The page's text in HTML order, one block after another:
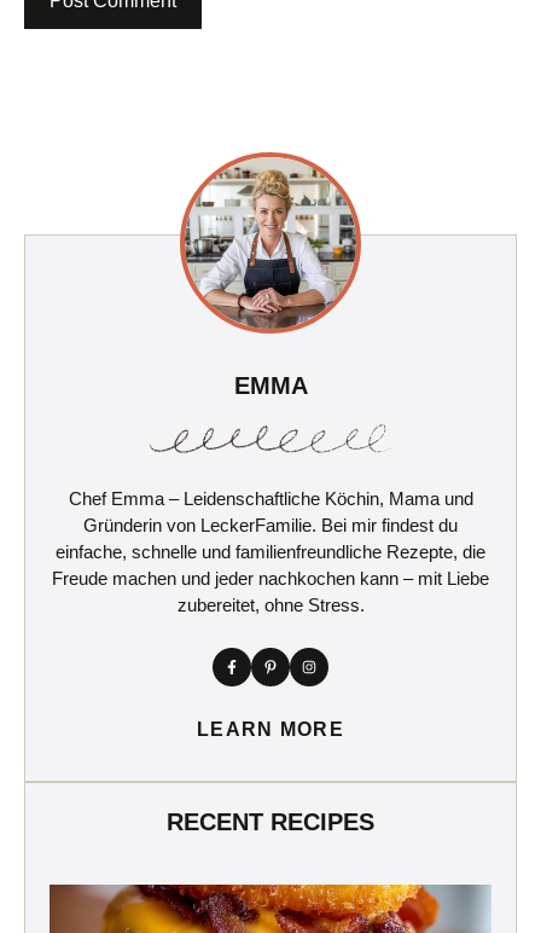
EMMA
Chef Emma – Leidenschaftliche Köchin, Mama und
Gründerin von LeckerFamilie. Bei mir findest du
einfache, schnelle und familienfreundliche Rezepte, die
Freude machen und jeder nachkochen kann – mit Liebe
zubereitet, ohne Stress.
LEARN MORE
RECENT RECIPES